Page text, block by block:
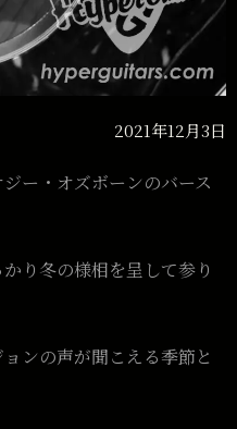
2021年12月3日
ー・オズボーンのバース
り冬の様相を呈して参り
ンの声が聞こえる季節と